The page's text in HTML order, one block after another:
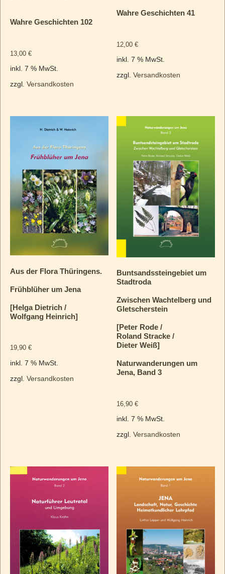
Wahre Geschichten 102
13,00 €
inkl. 7 % MwSt.
zzgl. Versandkosten
Wahre Geschichten 41
12,00€
inkl. 7 % MwSt.
zzgl.Versandkosten
Aus der Flora Thüringens.
Frühblüher um Jena
[Helga Dietrich /
Wolfgang Heinrich]
19,90 €
inkl. 7 % MwSt.
zzgl. Versandkosten
Buntsandssteingebiet um
Stadtroda
Zwischen Wachtelberg und
Gletscherstein
[Peter Rode /
Roland Stracke /
Dieter Weiß]
Naturwanderungen um
Jena, Band 3
16,90€
inkl. 7 % MwSt.
zzgl.Versandkosten